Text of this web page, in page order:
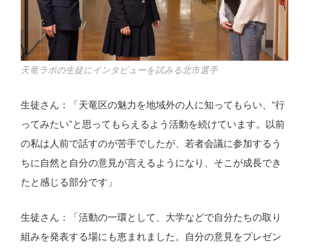
天竜ラボの生徒にインタビューを試みる北市選手
生徒さん：「天竜区の魅力を地域外の人に知ってもらい、“行
ってみたい”と思ってもらえるよう活動を続けています。以前
の私は人前で話すのが苦手でしたが、若者会議に参加するう
ちに自然と自分の意見が言えるようになり、そこが成長でき
たと感じる部分です」
生徒さん：「活動の一環として、大学などで自分たちの取り
組みを発表する場にも恵まれました。自分の意見をプレゼン